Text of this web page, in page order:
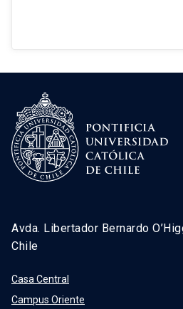
Avda. Libertador Bernardo
Chile
Casa Central
Campus Oriente